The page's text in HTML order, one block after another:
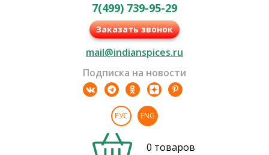
7(499) 739-95-29
Заказать звонок
mail@indianspices.ru
Подписка на новости
РУС ENG
0 товаров